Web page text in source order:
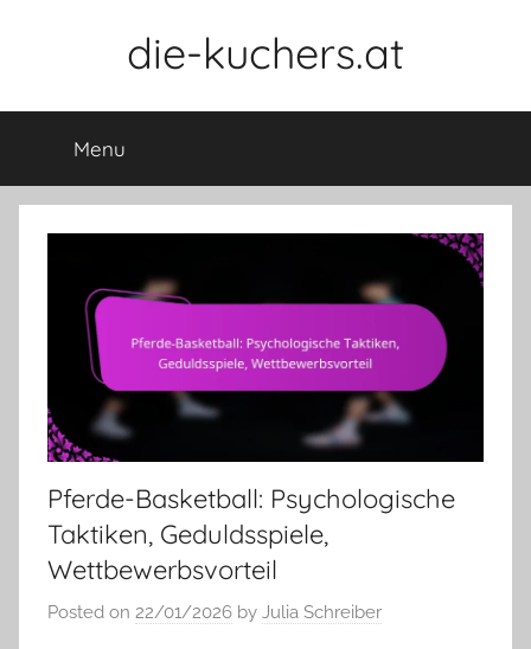
die-kuchers.at
Menu
Pferde-Basketball: Psychologische
Taktiken, Geduldsspiele,
Wettbewerbsvorteil
Posted on 22/01/2026 by Julia Schreiber